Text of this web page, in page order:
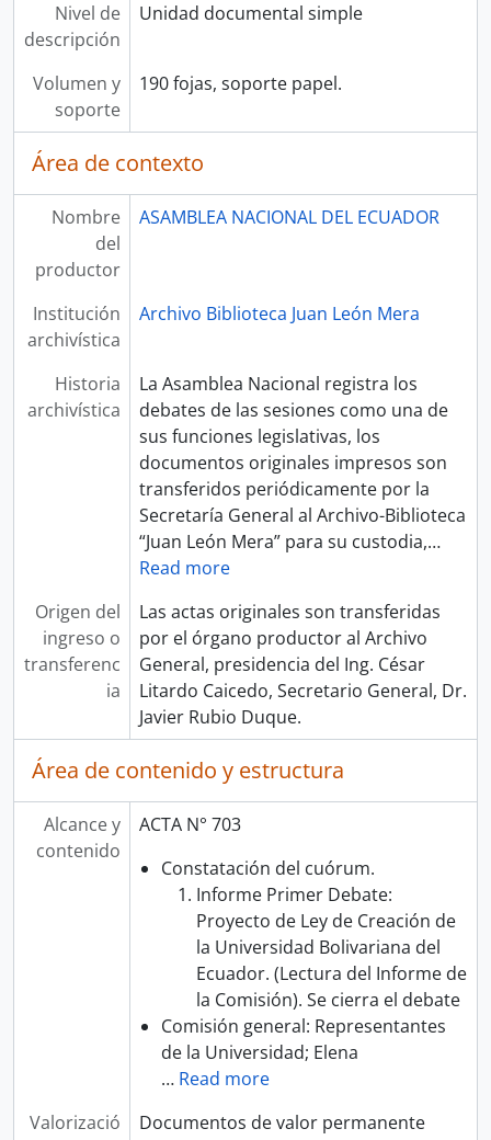
Nivel de
descripción
Unidad documental simple
Volumen y
soporte
190 fojas, soporte papel.
Área de contexto
Nombre
del
productor
ASAMBLEA NACIONAL DEL ECUADOR
Institución
archivística
Archivo Biblioteca Juan León Mera
Historia
archivística
La Asamblea Nacional registra los
debates de las sesiones como una de
sus funciones legislativas, los
documentos originales impresos son
transferidos periódicamente por la
Secretaría General al Archivo-Biblioteca
“Juan León Mera” para su custodia,…
Read more
Origen del
ingreso o
transferenc
ia
Las actas originales son transferidas
por el órgano productor al Archivo
General, presidencia del Ing. César
Litardo Caicedo, Secretario General, Dr.
Javier Rubio Duque.
Área de contenido y estructura
Alcance y
contenido
ACTA N° 703
Constatación del cuórum.
Informe Primer Debate:
Proyecto de Ley de Creación de
la Universidad Bolivariana del
Ecuador. (Lectura del Informe de
la Comisión). Se cierra el debate
Comisión general: Representantes
de la Universidad; Elena
… Read more
Valorizació
Documentos de valor permanente